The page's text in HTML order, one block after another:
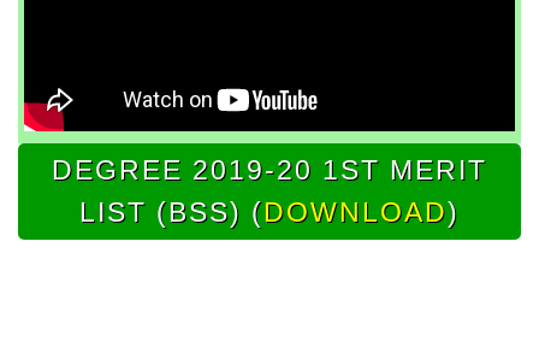
DEGREE 2019-20 1ST MERIT
LIST (BSS) (DOWNLOAD)